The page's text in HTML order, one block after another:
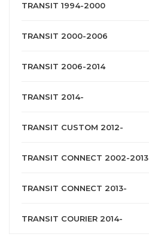
TRANSIT 1994-2000
TRANSIT 2000-2006
TRANSIT 2006-2014
TRANSIT 2014-
TRANSIT CUSTOM 2012-
TRANSIT CONNECT 2002-2013
TRANSIT CONNECT 2013-
TRANSIT COURIER 2014-